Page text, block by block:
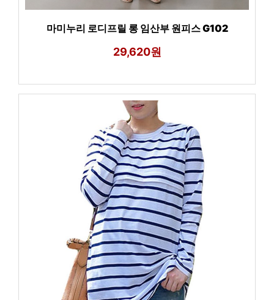
마미누리 로디프릴 롱 임산부 원피스 G102
29,620원